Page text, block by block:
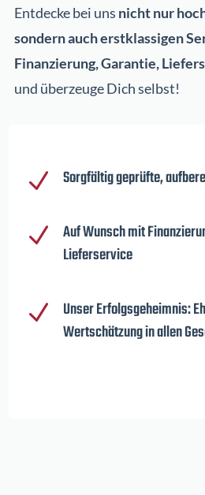
Entdecke bei uns nicht nur
sondern auch erstklassigen
Finanzierung, Garantie,
und überzeuge Dich selbst!
N Sorgfältig geprüfte,
N
Auf Wunsch mit
Lieferservice
N
Unser Erfolgsgeheimnis:
Wertschätzung in allen